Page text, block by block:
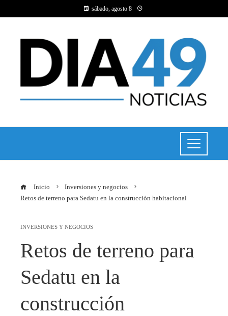
sábado, agosto 8
Inicio
Inversiones y negocios
Retos de terreno para Sedatu en la construcción habitacional
INVERSIONES Y NEGOCIOS
Retos de terreno para
Sedatu en la
construcción